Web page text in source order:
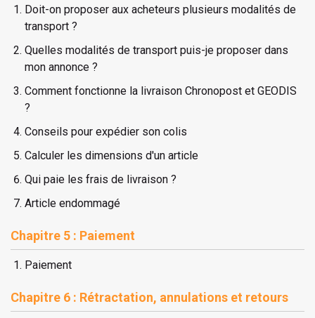
Doit-on proposer aux acheteurs plusieurs modalités de
transport ?
Quelles modalités de transport puis-je proposer dans
mon annonce ?
Comment fonctionne la livraison Chronopost et GEODIS
?
Conseils pour expédier son colis
Calculer les dimensions d'un article
Qui paie les frais de livraison ?
Article endommagé
Chapitre 5 : Paiement
Paiement
Chapitre 6 : Rétractation, annulations et retours